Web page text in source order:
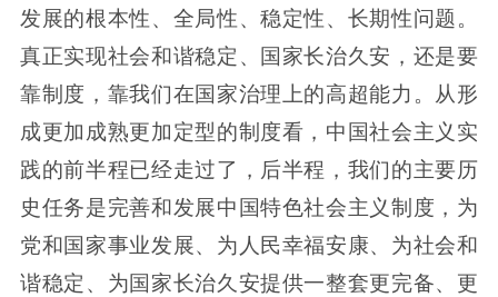
发展的根本性、全局性、稳定性、长期性问题。
真正实现社会和谐稳定、国家长治久安，还是要
靠制度，靠我们在国家治理上的高超能力。从形
成更加成熟更加定型的制度看，中国社会主义实
践的前半程已经走过了，后半程，我们的主要历
史任务是完善和发展中国特色社会主义制度，为
党和国家事业发展、为人民幸福安康、为社会和
谐稳定、为国家长治久安提供一整套更完备、更